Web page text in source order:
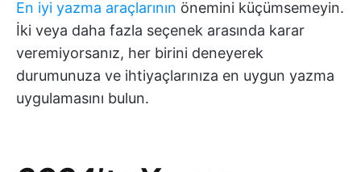
En iyi yazma araçlarının önemini küçümsemeyin.
İki veya daha fazla seçenek arasında karar
veremiyorsanız, her birini deneyerek
durumunuza ve ihtiyaçlarınıza en uygun yazma
uygulamasını bulun.